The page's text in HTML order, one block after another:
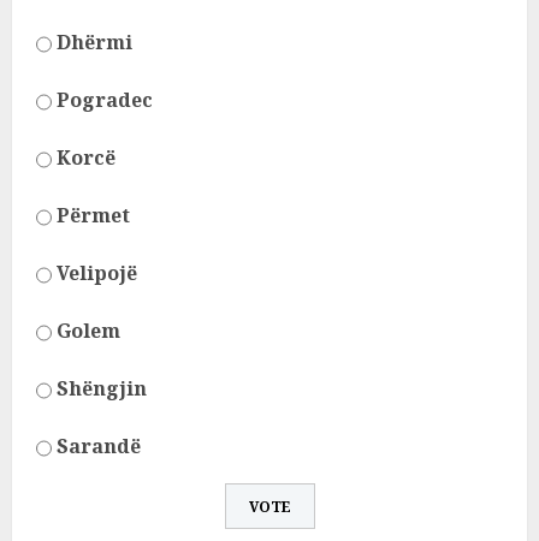
Dhërmi
Pogradec
Korcë
Përmet
Velipojë
Golem
Shëngjin
Sarandë